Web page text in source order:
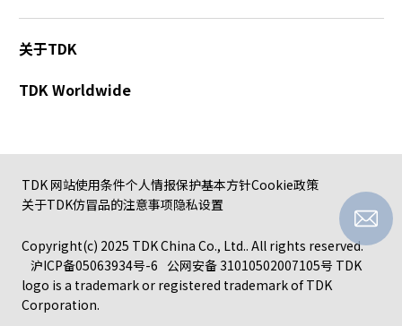
关于TDK
TDK Worldwide
TDK 网站使用条件个人情报保护基本方针Cookie政策
关于TDK仿冒品的注意事项隐私设置
Copyright(c) 2025 TDK China Co., Ltd.. All rights reserved.
沪ICP备05063934号-6 公网安备 31010502007105号 TDK
logo is a trademark or registered trademark of TDK
Corporation.